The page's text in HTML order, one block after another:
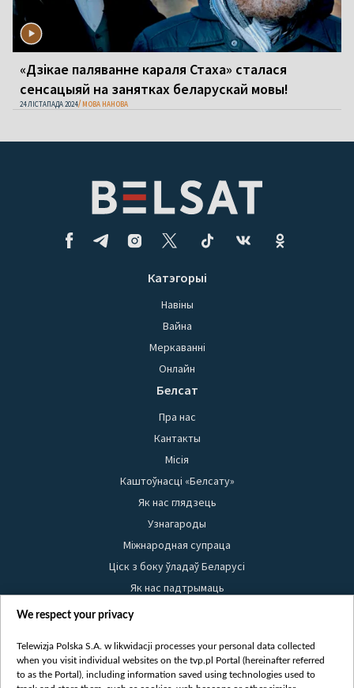
«Дзікае паляванне караля Стаха» сталася
сенсацыяй на занятках беларускай мовы!
24 ЛІСТАПАДА 2024 МОВА НАНОВА
Катэгорыі
Навіны
Вайна
Меркаванні
Онлайн
Белсат
Пра нас
Кантакты
Місія
Каштоўнасці «Белсату»
Як нас глядзець
Узнагароды
Міжнародная супраца
Ціск з боку ўладаў Беларусі
Як нас падтрымаць
Правілы выкарыстання матэрыялаў
Бяспека
Youtube
We respect your privacy
Telewizja Polska S.A. w likwidacji processes your personal data collected
when you visit individual websites on the tvp.pl Portal (hereinafter referred
to as the Portal), including information saved using technologies used to